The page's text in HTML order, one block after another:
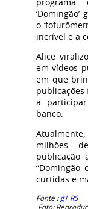
o
incrível e a
Alice
em vídeos
em que
publicações
a
banco.
milhões
publicação
“Domingão
curtidas e
Fonte :g1 RS
Foto: